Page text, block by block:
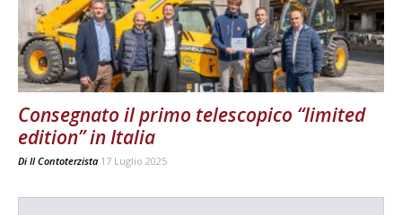
Consegnato il primo telescopico “limited
edition” in Italia
Di Il Contoterzista 17 Luglio 2025